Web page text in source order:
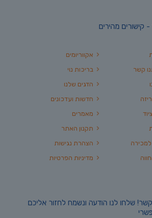
מהירים
אקווריומים
בריכות נוי
הדגים שלנו
חדשות ועדכונים
מאמרים
תקנון האתר
הצהרת נגישות
מדיניות הפרטיות
קשר
למכירה
שלחו לנו הודעה ונשמח לחזור אליכם